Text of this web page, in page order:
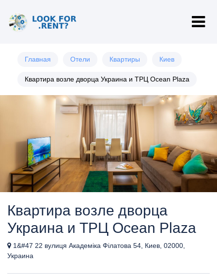
Главная Отели Квартиры Киев
Квартира возле дворца Украина и ТРЦ Ocean Plaza
Квартира возле дворца
Украина и ТРЦ Ocean Plaza
1&#47 22 вулиця Академіка Філатова 54, Киев, 02000,
Украина